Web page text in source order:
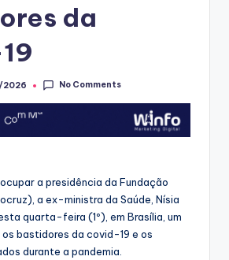
da
2026 No Comments
a presidência da Fundação
a ex-ministra da Saúde, Nísia
quarta-feira (1º), em Brasília, um
os bastidores da covid-19 e os
durante a pandemia.